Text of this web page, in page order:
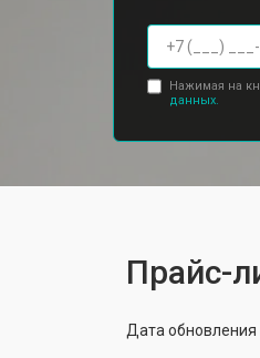
Нажимая на
данных.
Прайс-
Дата обновления